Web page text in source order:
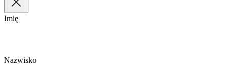
Imię
Nazwisko